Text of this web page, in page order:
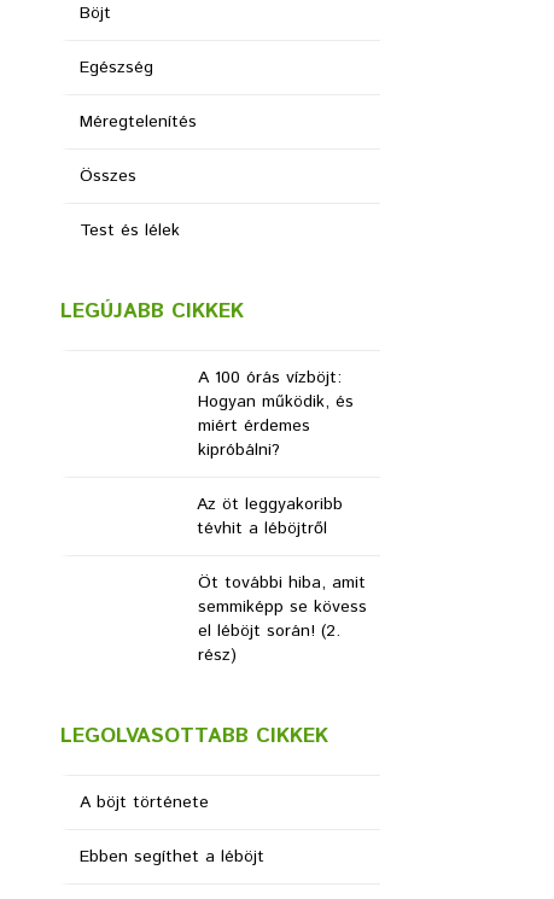
Böjt
Egészség
Méregtelenítés
Összes
Test és lélek
LEGÚJABB CIKKEK
A 100 órás vízböjt:
Hogyan működik, és
miért érdemes
kipróbálni?
Az öt leggyakoribb
tévhit a léböjtről
Öt további hiba, amit
semmiképp se kövess
el léböjt során! (2.
rész)
LEGOLVASOTTABB CIKKEK
A böjt története
Ebben segíthet a léböjt